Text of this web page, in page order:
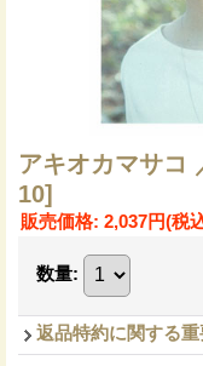
アキオカマサコ
10]
販売価格: 2,037円(税
数量:
返品特約に関する